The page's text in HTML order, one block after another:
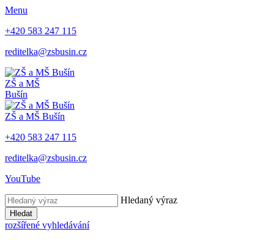
Menu
+420 583 247 115
reditelka@zsbusin.cz
ZŠ a MŠ
Bušín
ZŠ a MŠ Bušín
+420 583 247 115
reditelka@zsbusin.cz
YouTube
Hledaný výraz
Hledat
rozšířené vyhledávání